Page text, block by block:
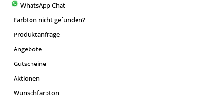
WhatsApp Chat
Farbton nicht gefunden?
Produktanfrage
Angebote
Gutscheine
Aktionen
Wunschfarbton